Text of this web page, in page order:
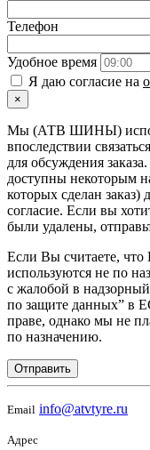
Телефон
Удобное время
Я даю согласие на
×
Мы (АТВ ШИНЫ)
впоследствии
для обсуждения
доступны некоторым
которых сделан заказ)
согласие. Если вы
были удалены,
Если Вы считаете,
используются не по
с жалобой в
по защите данных” в
праве, однако мы не
по назначению.
Отправить
Email info@atvtyre.ru
Адрес